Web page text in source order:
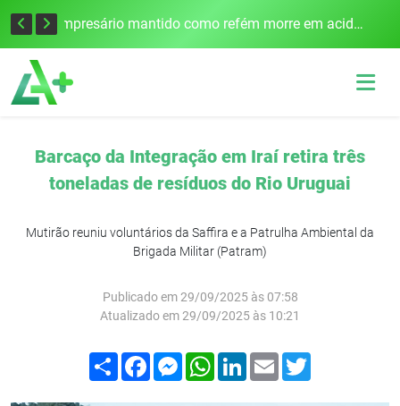
Edital para construção de ponte entre Itapiranga e Barra do Guarita deve ser lançado no segundo semestre Empresário mantido como refém morre em acidente após assalto em Cerro Largo
Barcaço da Integração em Iraí retira três
toneladas de resíduos do Rio Uruguai
Mutirão reuniu voluntários da Saffira e a Patrulha Ambiental da
Brigada Militar (Patram)
Publicado em 29/09/2025 às 07:58
Atualizado em 29/09/2025 às 10:21
Compartilhar
FacebookMessenger
WhatsApp
LinkedIn
Email